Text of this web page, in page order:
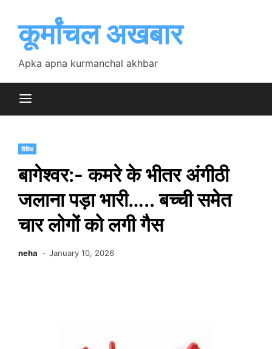
contentकूर्मांचल अखबार
Apka apna kurmanchal akhbar
विविध
बागेश्वर:- कमरे के भीतर अंगीठी
जलाना पड़ा भारी….. बच्ची समेत
चार लोगों को लगी गैस
neha January 10, 2026